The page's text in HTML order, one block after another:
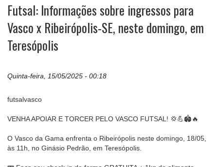
Futsal: Informações sobre ingressos para
Vasco x Ribeirópolis-SE, neste domingo, em
Teresópolis
Quinta-feira, 15/05/2025 - 00:18
futsalvasco
VENHA APOIAR E TORCER PELO VASCO FUTSAL! 💢💪🏟️🔥
O Vasco da Gama enfrenta o Ribeirópolis neste domingo, 18/05,
às 11h, no Ginásio Pedrão, em Teresópolis.